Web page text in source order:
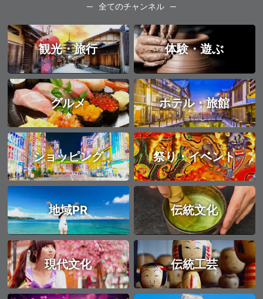
全てのチャンネル
観光・旅行 体験・遊ぶ
グルメ ホテル・旅館
ショッピング 祭り・イベント
地域PR 伝統文化
現代文化 伝統工芸